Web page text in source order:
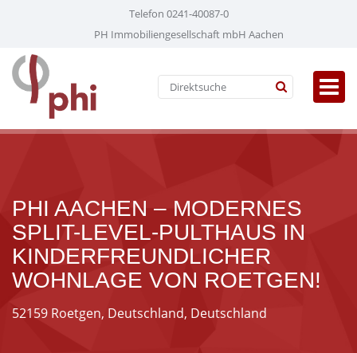
Telefon 0241-40087-0
PH Immobiliengesellschaft mbH Aachen
PHI AACHEN – MODERNES
SPLIT-LEVEL-PULTHAUS IN
KINDERFREUNDLICHER
WOHNLAGE VON ROETGEN!
52159 Roetgen, Deutschland, Deutschland